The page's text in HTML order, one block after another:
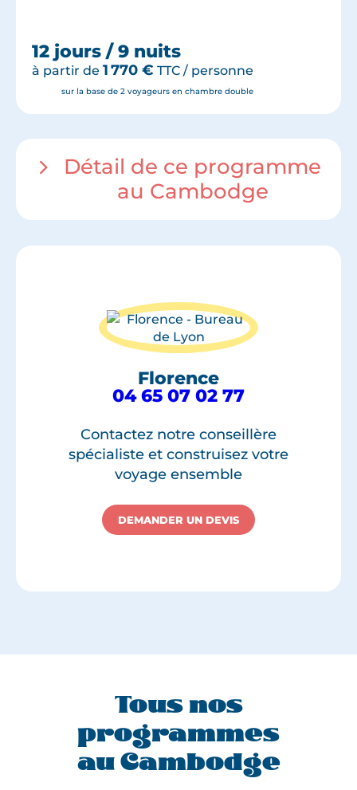
12 jours / 9 nuits
à partir de 1 770 € TTC / personne
sur la base de 2 voyageurs en chambre double
Détail de ce programme
au Cambodge
Florence
04 65 07 02 77
Contactez notre conseillère
spécialiste et construisez votre
voyage ensemble
DEMANDER UN DEVIS
Tous nos
programmes
au Cambodge